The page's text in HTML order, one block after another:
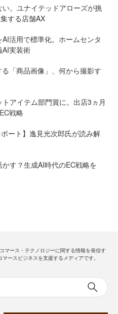
い。ユナイテッドアローズが挑
する店舗AX
活用で標準化。ホームセンタ
AI実装術
「商品画像」、何から撮影す
アイテム部門賞に。出店3ヵ月
戦略
ート】逸見光次郎氏が読み解
す？生成AI時代のEC戦略を
マース・テクノロジーに関する情報を発信す
マースビジネスを支援するメディアです。